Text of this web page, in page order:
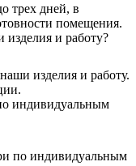
трех дней, в
помещения.
изделия и работу?
изделия и работу.
индивидуальным
по индивидуальным